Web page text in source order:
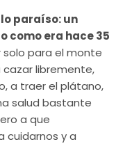
paraíso: un
como era hace 35
solo para el monte
libremente,
a traer el plátano,
salud bastante
a que
cuidarnos y a